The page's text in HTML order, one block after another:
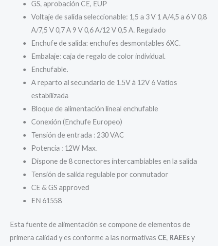
GS, aprobación CE, EUP
Voltaje de salida seleccionable: 1,5 a 3 V 1 A/4,5 a 6 V 0,8
A/7,5 V 0,7 A 9 V 0,6 A/12 V 0,5 A. Regulado
Enchufe de salida: enchufes desmontables 6XC.
Embalaje: caja de regalo de color individual.
Enchufable.
A reparto al secundario de 1.5V à 12V 6 Vatios
estabilizada
Bloque de alimentación lineal enchufable
Conexión (Enchufe Europeo)
Tensión de entrada : 230 VAC
Potencia : 12W Max.
Dispone de 8 conectores intercambiables en la salida
Tensión de salida regulable por conmutador
CE & GS approved
EN 61558
Esta fuente de alimentación se compone de elementos de
primera calidad y es conforme a las normativas CE, RAEEsy